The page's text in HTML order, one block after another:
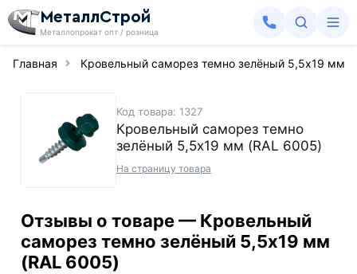
МеталлСтрой
Металлопрокат опт / розница
Главная Кровельный саморез темно зелёный 5,5х19 мм
Код товара: 1327
Кровельный саморез темно
зелёный 5,5х19 мм (RAL 6005)
На страницу товара
Отзывы о товаре — Кровельный
саморез темно зелёный 5,5х19 мм
(RAL 6005)